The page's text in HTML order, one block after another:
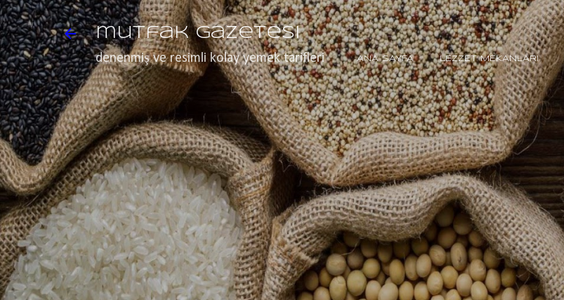
Ana içeriğe atla
mutfak gazetesi
denenmiş ve resimli kolay yemek tarifleri ANA SAYFA LEZZET MEKANLARI